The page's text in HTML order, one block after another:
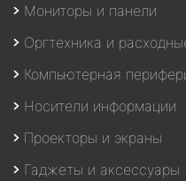
Мониторы и панели
Оргтехника и
Компьютерная
Носители информации
Проекторы и экраны
Гаджеты и аксессуары